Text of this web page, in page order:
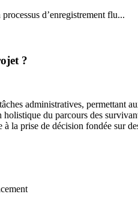
d’enregistrement flu...
?
administratives, permettant
du parcours des
la prise de décision fondée sur